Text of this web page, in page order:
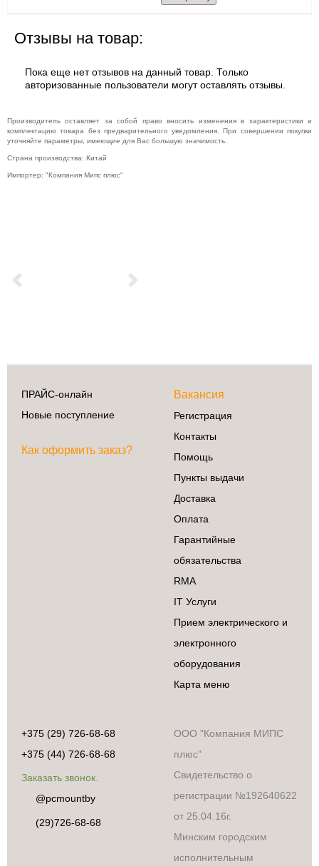
Previous Next
Отзывы на товар:
Пока еще нет отзывов на данный товар. Только
авторизованные пользователи могут оставлять отзывы.
Производитель оставляет за собой право вносить изменения в характеристики и
комплектацию товара без предварительного уведомления. При совершении покупки
уточняйте параметры, имеющие для Вас большую значимость.
Страна производства: Китай
Импортер: "Компания Мипс плюс"
ПРАЙС-онлайн
Новые поступление
Как оформить заказ?
Вакансия
Регистрация
Контакты
Помощь
Пункты выдачи
Доставка
Оплата
Гарантийные
обязательства
RMA
IT Услуги
Прием электрического и
электронного
оборудования
Карта меню
+375 (29) 726-68-68
+375 (44) 726-68-68
Заказать звонок.
@pcmountby
(29)726-68-68
ООО "Компания МИПС
плюс"
Свидетельство о
регистрации №192640622
от 25.04.16г.
Минским городским
исполнительным